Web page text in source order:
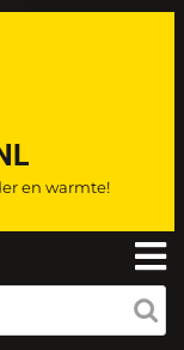
en warmte!